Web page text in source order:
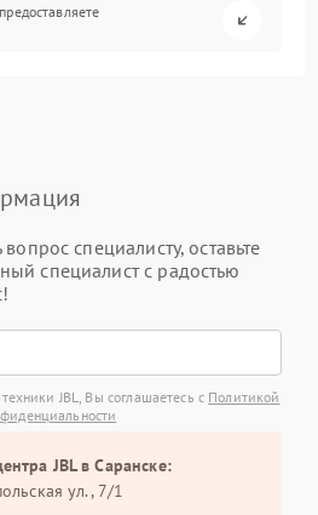
специалисту, оставьте
специалист с радостью
JBL, Вы соглашаетесь с Политикой
JBL в Саранске:
ул., 7/1